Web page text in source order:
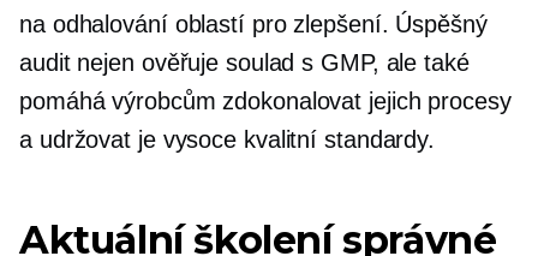
na odhalování oblastí pro zlepšení. Úspěšný
audit nejen ověřuje soulad s GMP, ale také
pomáhá výrobcům zdokonalovat jejich procesy
a udržovat je vysoce kvalitní standardy.
Aktuální školení správné